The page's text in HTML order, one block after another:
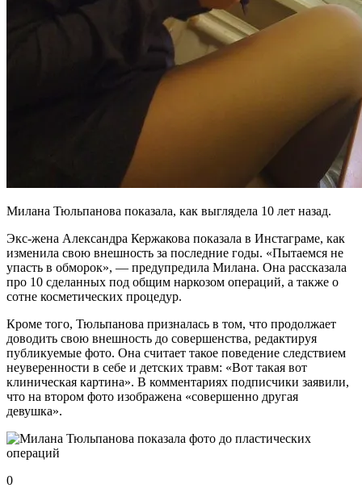
Милана Тюльпанова показала, как выглядела 10 лет назад.
Экс-жена Александра Кержакова показала в Инстаграме, как
изменила свою внешность за последние годы. «Пытаемся не
упасть в обморок», — предупредила Милана. Она рассказала
про 10 сделанных под общим наркозом операций, а также о
сотне косметических процедур.
Кроме того, Тюльпанова призналась в том, что продолжает
доводить свою внешность до совершенства, редактируя
публикуемые фото. Она считает такое поведение следствием
неуверенности в себе и детских травм: «Вот такая вот
клиническая картина». В комментариях подписчики заявили,
что на втором фото изображена «совершенно другая
девушка».
0